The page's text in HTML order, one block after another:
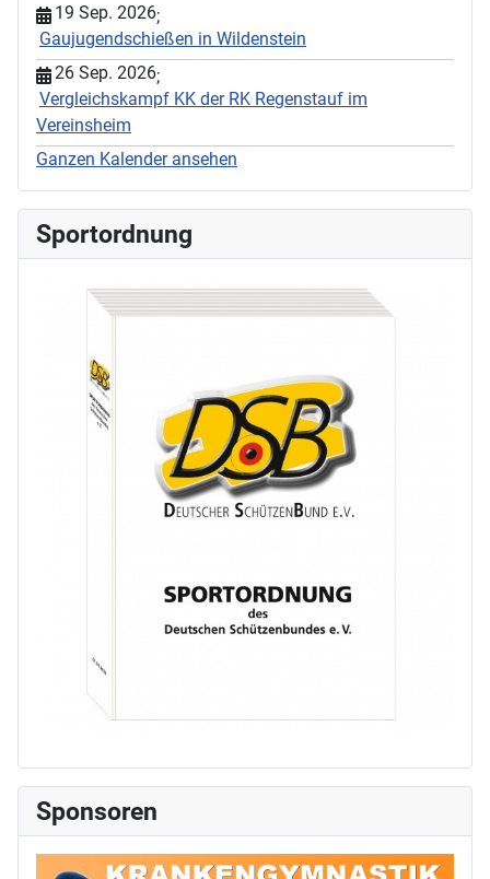
19 Sep. 2026;
Gaujugendschießen in Wildenstein
26 Sep. 2026;
Vergleichskampf KK der RK Regenstauf im
Vereinsheim
Ganzen Kalender ansehen
Sportordnung
Sponsoren